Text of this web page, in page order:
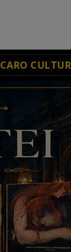
CARO